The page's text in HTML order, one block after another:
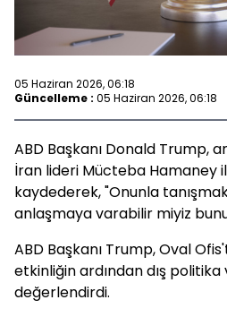
05 Haziran 2026, 06:18
Güncelleme : 05 Haziran 2026, 06:18
ABD Başkanı Donald Trump,
İran lideri Mücteba Hamaney
kaydederek, "Onunla
anlaşmaya varabilir miyiz
ABD Başkanı Trump, Oval
etkinliğin ardından dış
değerlendirdi.